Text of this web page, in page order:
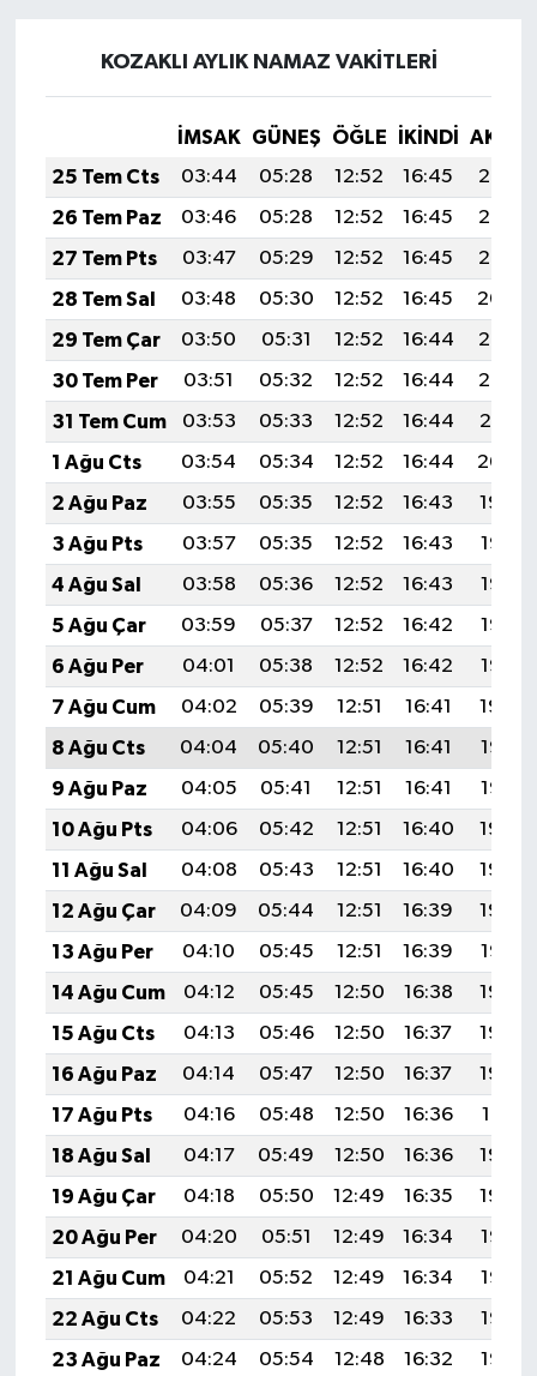
KOZAKLI AYLIK NAMAZ VAKITLERI
İMSAK GÜNEŞ ÖĞLE İKINDI
25 Tem Cts
03:44 05:28 12:52 16:45
20:07
26 Tem Paz
03:46 05:28 12:52 16:45
20:06
27 Tem Pts
03:47 05:29 12:52 16:45
20:05
28 Tem Sal
03:48 05:30 12:52 16:45
20:04
29 Tem Çar
03:50 05:31 12:52 16:44
20:03
30 Tem Per
03:51 05:32 12:52 16:44
20:02
31 Tem Cum
03:53 05:33 12:52 16:44
20:01
1 Ağu Cts
03:54 05:34 12:52 16:44
20:00
2 Ağu Paz
03:55 05:35 12:52 16:43
19:59
3 Ağu Pts
03:57 05:35 12:52 16:43
19:58
4 Ağu Sal
03:58 05:36 12:52 16:43
19:57
5 Ağu Çar
03:59 05:37 12:52 16:42
19:56
6 Ağu Per
04:01 05:38 12:52 16:42
19:55
7 Ağu Cum
04:02 05:39 12:51 16:41
19:54
8 Ağu Cts
04:04 05:40 12:51 16:41
19:53
9 Ağu Paz
04:05 05:41 12:51 16:41
19:52
10 Ağu Pts
04:06 05:42 12:51 16:40
19:50
11 Ağu Sal
04:08 05:43 12:51 16:40
19:49
12 Ağu Çar
04:09 05:44 12:51 16:39
19:48
13 Ağu Per
04:10 05:45 12:51 16:39
19:47
14 Ağu Cum
04:12 05:45 12:50 16:38
19:45
15 Ağu Cts
04:13 05:46 12:50 16:37
19:44
16 Ağu Paz
04:14 05:47 12:50 16:37
19:43
17 Ağu Pts
04:16 05:48 12:50 16:36
19:41
18 Ağu Sal
04:17 05:49 12:50 16:36
19:40
19 Ağu Çar
04:18 05:50 12:49 16:35
19:39
20 Ağu Per
04:20 05:51 12:49 16:34
19:37
21 Ağu Cum
04:21 05:52 12:49 16:34
19:36
22 Ağu Cts
04:22 05:53 12:49 16:33
19:35
23 Ağu Paz
04:24 05:54 12:48 16:32
19:33